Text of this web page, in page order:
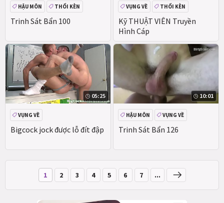
Trinh Sát Bẩn 100
HẬU MÔN
THỔI KÈN
VỤNG VỀ
Kỹ THUẬT VIÊN Truyền
Hình Cáp
VỤNG VỀ
THỔI KÈN
HẬU MÔN
BỊT MIỆNG
05:25
Bigcock jock được lỗ đít đập
VỤNG VỀ
10:01
Trinh Sát Bẩn 126
HẬU MÔN VỤNG VỀ
1 2 3 4 5 6 7 ...